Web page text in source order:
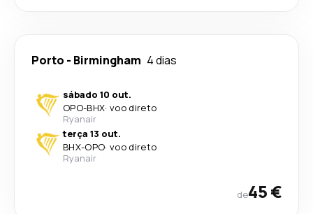
Porto - Birmingham 4 dias
sábado 10 out.
OPO-BHX· voo direto
Ryanair
terça 13 out.
BHX-OPO· voo direto
Ryanair
de45 €